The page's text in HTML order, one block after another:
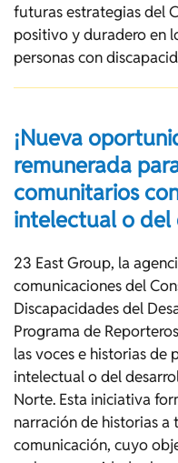
futuras estrategias del
positivo y duradero en
personas con
¡Nueva
remunerada
comunitarios
intelectual o del
23 East Group, la
comunicaciones del
Discapacidades del
Programa de
las voces e historias de
intelectual o del
Norte. Esta iniciativa
narración de historias a
comunicación, cuyo